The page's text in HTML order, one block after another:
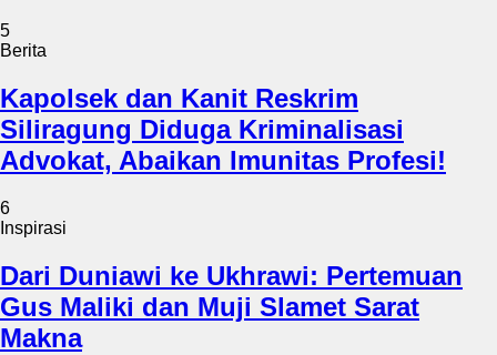
5
Berita
Kapolsek dan Kanit Reskrim
Siliragung Diduga Kriminalisasi
Advokat, Abaikan Imunitas Profesi!
6
Inspirasi
Dari Duniawi ke Ukhrawi: Pertemuan
Gus Maliki dan Muji Slamet Sarat
Makna